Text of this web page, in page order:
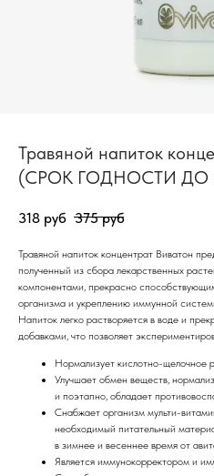
Травяной напиток
(СРОК ГОДНОСТИ ДО
318 руб 375 руб
Травяной напиток концентрат Виватон
полученный из сбора лекарственных
компонентами, прекрасно
организма и укреплению иммунной
Напиток легко растворяется в воде и
добавками, что позволяет
Нормализует кислотно-щелочное
Улучшает обмен веществ,
и поэтапно, обладает
Снабжает организм мульти-
необходимый питательный
в зимнее и весеннее время от
Является иммунокорректором и